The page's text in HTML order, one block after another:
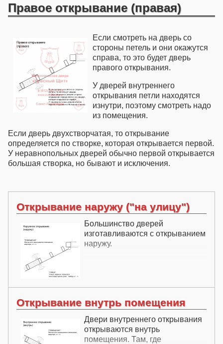
Правое открывание (правая)
Если смотреть на дверь со
стороны петель и они окажутся
справа, то это будет дверь
правого открывания.
У дверей внутреннего
открывания петли находятся
изнутри, поэтому смотреть надо
из помещения.
Если дверь двухстворчатая, то открывание
определяется по створке, которая открывается первой.
У неравнопольных дверей обычно первой открывается
большая створка, но бывают и исключения.
Открывание наружу ("на улицу")
Большинство дверей
изготавливаются с открыванием
наружу.
Открывание внутрь помещения
Двери внутреннего открывания
открываются внутрь
помещения. Там, где